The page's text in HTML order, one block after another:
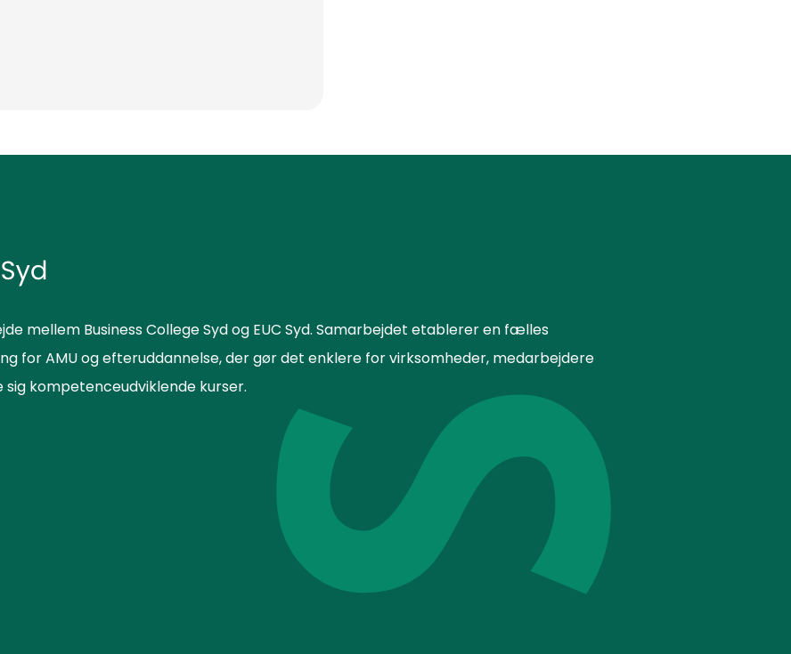
mellem Business College Syd og EUC Syd. Samarbejdet etablerer en fælles
for AMU og efteruddannelse, der gør det enklere for virksomheder, medarbejdere
kompetenceudviklende kurser.